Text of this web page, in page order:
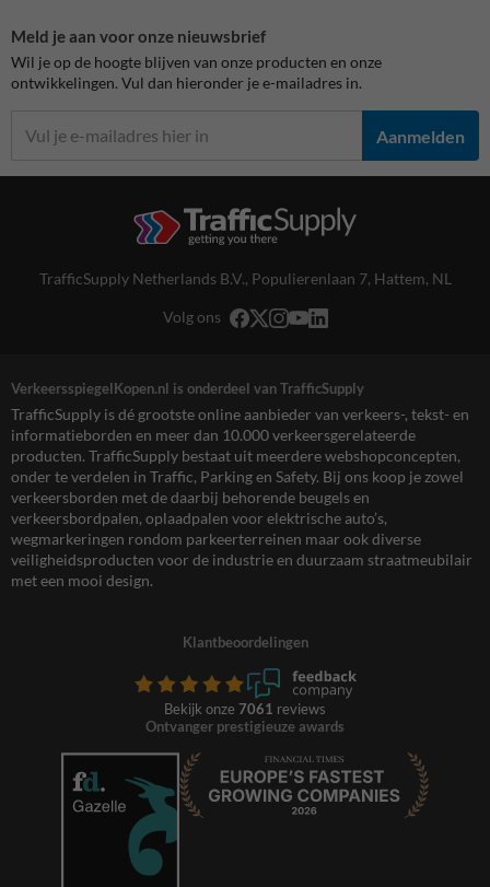
Meld je aan voor onze nieuwsbrief
Wil je op de hoogte blijven van onze producten en onze
ontwikkelingen. Vul dan hieronder je e-mailadres in.
Aanmelden
TrafficSupply Netherlands B.V., Populierenlaan 7, Hattem, NL
Volg ons
VerkeersspiegelKopen.nl is onderdeel van TrafficSupply
TrafficSupply is dé grootste online aanbieder van verkeers-, tekst- en
informatieborden en meer dan 10.000 verkeersgerelateerde
producten. TrafficSupply bestaat uit meerdere webshopconcepten,
onder te verdelen in Traffic, Parking en Safety. Bij ons koop je zowel
verkeersborden met de daarbij behorende beugels en
verkeersbordpalen, oplaadpalen voor elektrische auto’s,
wegmarkeringen rondom parkeerterreinen maar ook diverse
veiligheidsproducten voor de industrie en duurzaam straatmeubilair
met een mooi design.
Klantbeoordelingen
Bekijk onze 7061 reviews
Ontvanger prestigieuze awards